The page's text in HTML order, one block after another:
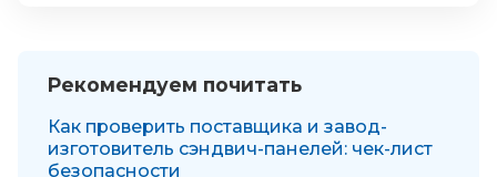
Рекомендуем почитать
Как проверить поставщика и завод-
изготовитель сэндвич-панелей: чек-лист
безопасности